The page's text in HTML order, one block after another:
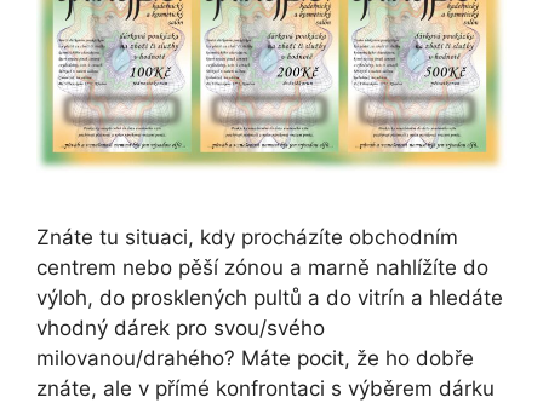
Znáte tu situaci, kdy procházíte obchodním
centrem nebo pěší zónou a marně nahlížíte do
výloh, do prosklených pultů a do vitrín a hledáte
vhodný dárek pro svou/svého
milovanou/drahého? Máte pocit, že ho dobře
znáte, ale v přímé konfrontaci s výběrem dárku